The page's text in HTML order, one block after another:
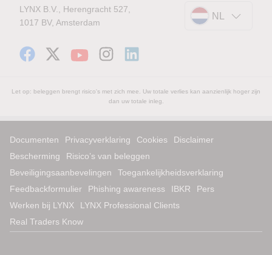
LYNX B.V., Herengracht 527,
1017 BV, Amsterdam
NL
Let op: beleggen brengt risico's met zich mee. Uw totale verlies kan aanzienlijk hoger zijn
dan uw totale inleg.
Documenten Privacyverklaring Cookies
Disclaimer
Bescherming
Risico’s van beleggen
Beveiligingsaanbevelingen
Toegankelijkheidsverklaring
Feedbackformulier
Phishing awareness IBKR
Pers
Werken bij LYNX
LYNX Professional Clients
Real Traders Know